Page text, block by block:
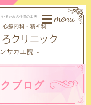
やるための仕事の工夫 menu
ブログ